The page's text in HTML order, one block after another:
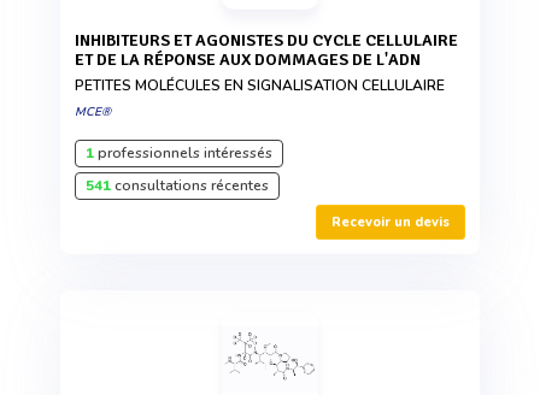
INHIBITEURS ET AGONISTES DU CYCLE CELLULAIRE
ET DE LA RÉPONSE AUX DOMMAGES DE L'ADN
PETITES MOLÉCULES EN SIGNALISATION CELLULAIRE
MCE®
1professionnels intéressés
541consultations récentes
Recevoir un devis